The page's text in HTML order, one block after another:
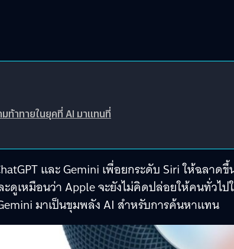
าทายในยุคที่ AI มาแทนที่
และ Gemini เพื่อยกระดับ Siri ให้ฉลาดขึ้
ดูเหมือนว่า Apple จะยังไม่คิดปล่อยให้คนทั่วไป
มาเป็นขุมพลัง AI สำหรับการค้นหาแทน